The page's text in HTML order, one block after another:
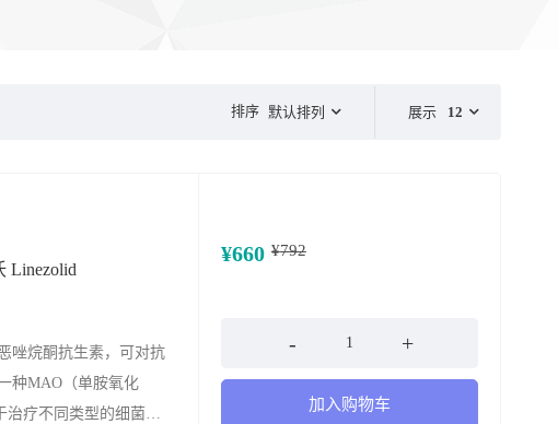
排序 默认排列 展示 12
Linezolid
唑烷酮抗生素，可对抗
种MAO（单胺氧化
治疗不同类型的细菌感
¥792
¥660
加入购物车